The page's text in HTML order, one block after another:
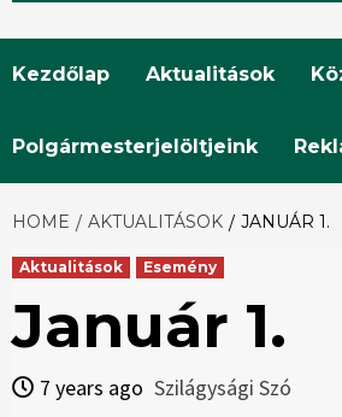
Szó
Kezdőlap Aktualitások
Polgármesterjelöltjeink
HOME AKTUALITÁSOK JANUÁR 1.
Aktualitások Esemény
Január 1.
7 years ago Szilágysági Szó